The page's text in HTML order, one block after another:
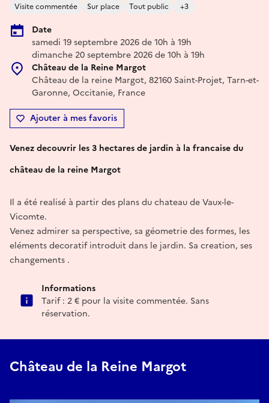
Visite commentée Sur place Tout public +3
Date
samedi 19 septembre 2026 de 10h à 19h
dimanche 20 septembre 2026 de 10h à 19h
Château de la Reine Margot
Château de la reine Margot, 82160 Saint-Projet, Tarn-et-
Garonne, Occitanie, France
Ajouter à mes favoris
Venez decouvrir les 3 hectares de jardin à la francaise du
château de la reine Margot
Il a été realisé à partir des plans du chateau de Vaux-le-
Vicomte.
Venez admirer sa perspective, sa géometrie des formes, les
eléments decoratif introduit dans le jardin. Sa creation, ses
changements .
Informations
Tarif : 2 € pour la visite commentée. Sans
réservation.
Château de la Reine Margot